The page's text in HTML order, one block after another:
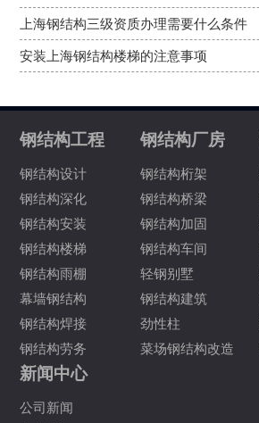
上海钢结构三级资质办理需要什么条件
安装上海钢结构楼梯的注意事项
钢结构工程
钢结构设计
钢结构深化
钢结构安装
钢结构楼梯
钢结构雨棚
幕墙钢结构
钢结构焊接
钢结构劳务
钢结构厂房
钢结构桁架
钢结构桥梁
钢结构加固
钢结构车间
轻钢别墅
钢结构建筑
劲性柱
菜场钢结构改造
新闻中心
公司新闻